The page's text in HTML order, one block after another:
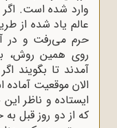
وارد شده است. اگر
عالم یاد شده از
حرم مى‌رفت و در
روى همین روش،
آمدند تا بگویند
الان موقعیت
ایستاده و ناظر
که از دو روز قبل